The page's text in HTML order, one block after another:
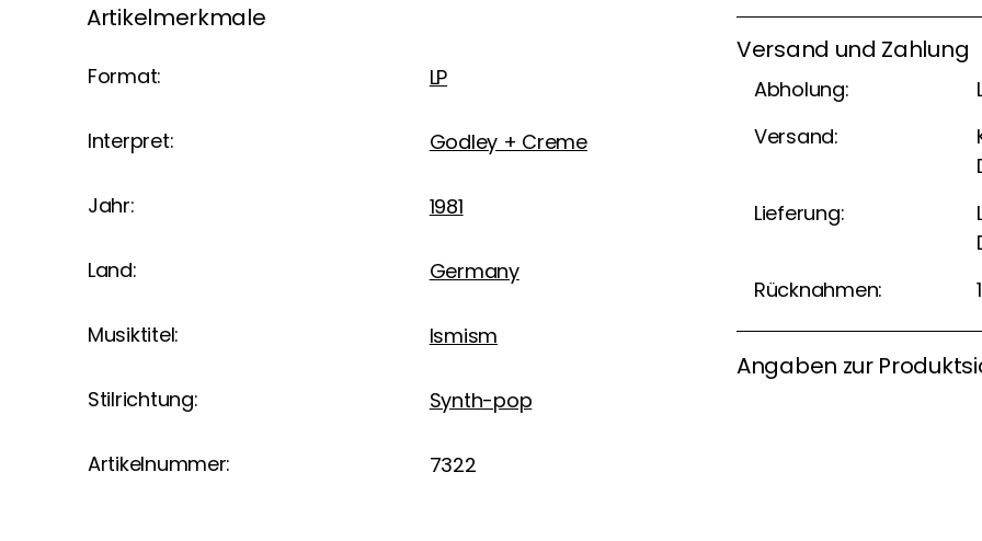
Artikelmerkmale
Format: LP
Interpret: Godley + Creme
Jahr: 1981
Land: Germany
Musiktitel: Ismism
Stilrichtung: Synth-pop
Artikelnummer: 7322
Versand und Zahlung
Abholung:
Versand:
Lieferung:
Rücknahmen:
Angaben zur